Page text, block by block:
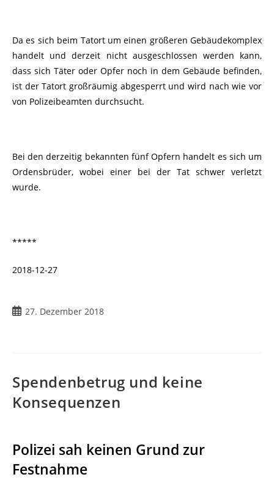
Da es sich beim Tatort um einen größeren Gebäudekomplex
handelt und derzeit nicht ausgeschlossen werden kann,
dass sich Täter oder Opfer noch in dem Gebäude befinden,
ist der Tatort großräumig abgesperrt und wird nach wie vor
von Polizeibeamten durchsucht.
Bei den derzeitig bekannten fünf Opfern handelt es sich um
Ordensbrüder, wobei einer bei der Tat schwer verletzt
wurde.
*****
2018-12-27
27. Dezember 2018
Spendenbetrug und keine
Konsequenzen
Polizei sah keinen Grund zur
Festnahme